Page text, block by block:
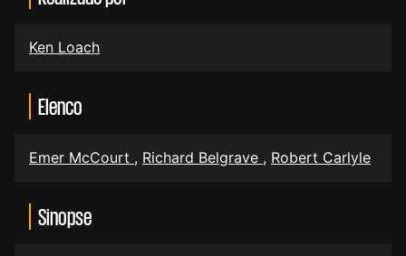
Ken Loach
Elenco
Emer McCourt , Richard Belgrave , Robert Carlyle
Sinopse